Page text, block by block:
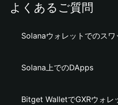
よくあるご質問
Solanaウォレットでのスワ
Solana上でのDApps
Bitget WalletでGXRウォレ